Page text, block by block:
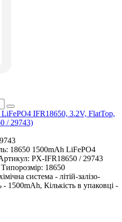
IFR18650, 3.2V, FlatTop,
/ 29743)
18650 1500mAh LiFePO4
PX-IFR18650 / 29743
Типорозмір: 18650
система - літій-залізо-
1500mAh, Кількість в упаковці -